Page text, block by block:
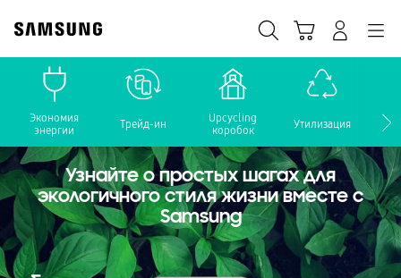
content
Экономия
энергии
Трейд-ин
Upcycling
коробок
Утилизация
Узнайте о простых шагах для
экологичного стиля жизни вместе с
Samsung